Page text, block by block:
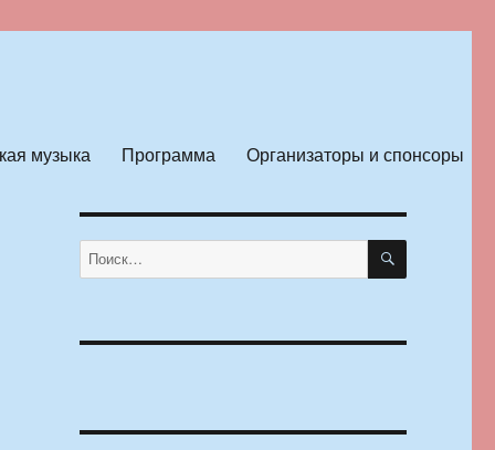
музыка Программа Организаторы и спонсоры
Искать: ПОИСК